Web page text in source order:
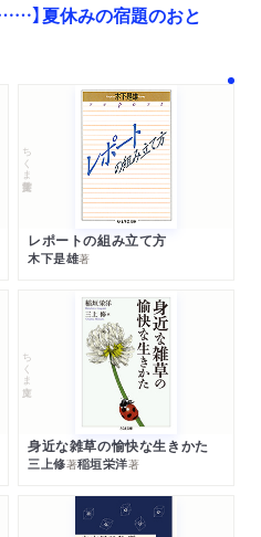
】夏休みの宿題のおと
ちくま学芸文庫
レポートの組み立て方
木下是雄著
ちくま文庫
身近な雑草の愉快な生きかた
三上修著稲垣栄洋著